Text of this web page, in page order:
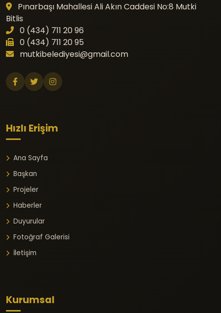
Pınarbaşı Mahallesi Ali Akın Caddesi No:8 Mutki
Bitlis
0 (434) 711 20 96
0 (434) 711 20 95
mutkibelediyesi@gmail.com
Hızlı Erişim
Ana Sayfa
Başkan
Projeler
Haberler
Duyurular
Fotoğraf Galerisi
İletişim
Kurumsal